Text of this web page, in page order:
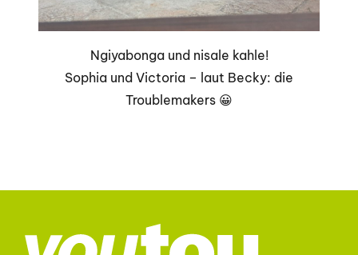
Ngiyabonga und nisale kahle!
Sophia und Victoria – laut Becky: die
Troublemakers 😀